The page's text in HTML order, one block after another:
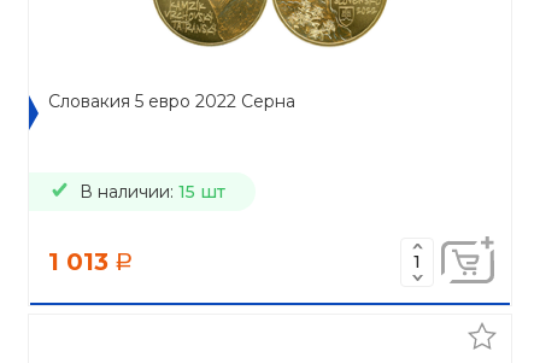
Словакия 5 евро 2022 Серна
В наличии: 15 шт
1 013 a